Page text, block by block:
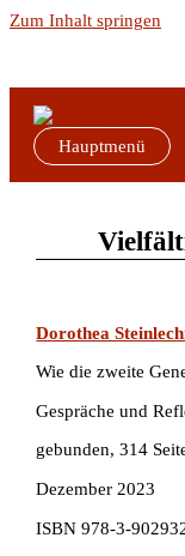
Zum Inhalt springen
Hauptmenü
Dorothea
Wie die zweite
Gespräche und
gebunden, 314
Dezember 2023
ISBN978-3-